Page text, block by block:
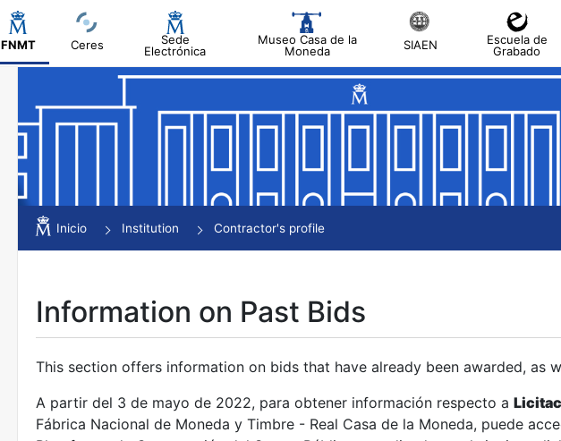
FNMT Ceres
Sede
Electrónica
Museo Casa de la
Moneda
SIAEN
Escuela de
Grabado
Show/Hide
Inicio Institution Contractor's profile
Information on Past Bids
This section offers information on bids that have already been awarded, as
A partir del 3 de mayo de 2022, para obtener información respecto a
Fábrica Nacional de Moneda y Timbre - Real Casa de la Moneda, puede